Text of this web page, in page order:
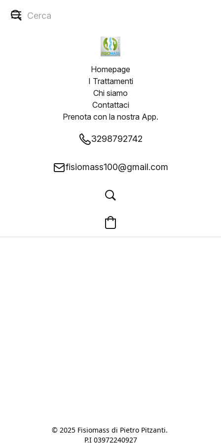
Homepage
I Trattamenti
Chi siamo
Contattaci
Prenota con la nostra App.
3298792742
fisiomass100@gmail.com
© 2025 Fisiomass di Pietro Pitzanti.
P.I 03972240927